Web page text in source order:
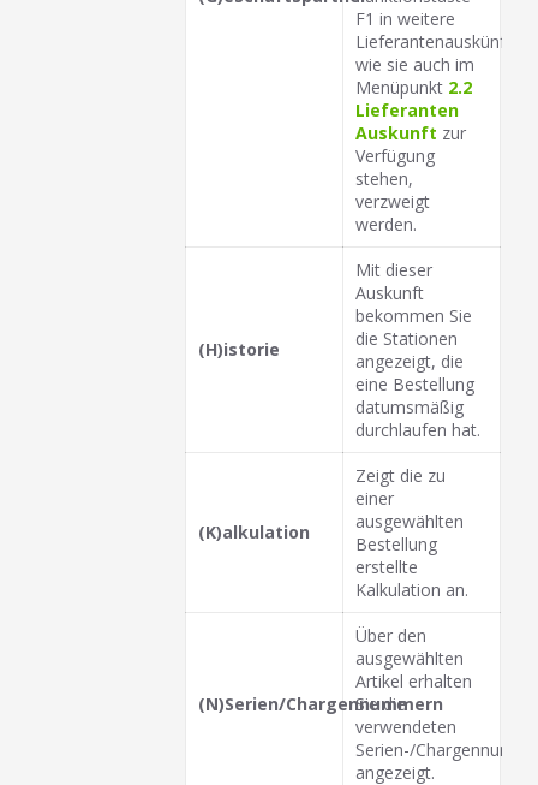
F1 in weitere
Lieferantenauskünfte,
wie sie auch im
Menüpunkt 2.2
Lieferanten
Auskunft zur
Verfügung
stehen,
verzweigt
werden.
(H)istorie
Mit dieser
Auskunft
bekommen Sie
die Stationen
angezeigt, die
eine Bestellung
datumsmäßig
durchlaufen hat.
(K)alkulation
Zeigt die zu
einer
ausgewählten
Bestellung
erstellte
Kalkulation an.
(N)Serien/Chargennummern
Über den
ausgewählten
Artikel erhalten
Sie die
verwendeten
Serien-/
angezeigt.